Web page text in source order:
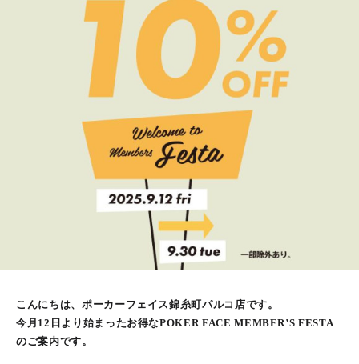
こんにちは、ポーカーフェイス錦糸町パルコ店です。
今月12日より始まったお得なPOKER FACE MEMBER’S FESTA
のご案内です。